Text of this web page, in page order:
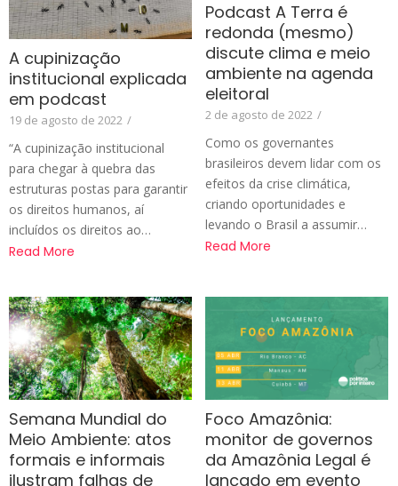
A cupinização
institucional explicada
em podcast
19 de agosto de 2022 /
“A cupinização institucional
para chegar à quebra das
estruturas postas para garantir
os direitos humanos, aí
incluídos os direitos ao…
Read More
Podcast A Terra é
redonda (mesmo)
discute clima e meio
ambiente na agenda
eleitoral
2 de agosto de 2022 /
Como os governantes
brasileiros devem lidar com os
efeitos da crise climática,
criando oportunidades e
levando o Brasil a assumir…
Read More
Semana Mundial do
Meio Ambiente: atos
formais e informais
ilustram falhas de
Foco Amazônia:
monitor de governos
da Amazônia Legal é
lançado em evento